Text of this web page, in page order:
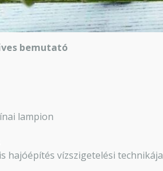
bemutató
lampion
hajóépítés vízszigetelési technikája